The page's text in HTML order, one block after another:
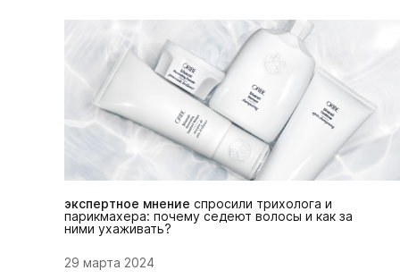
экспертное мнение спросили трихолога и
парикмахера: почему седеют волосы и как за
ними ухаживать?
29 марта 2024